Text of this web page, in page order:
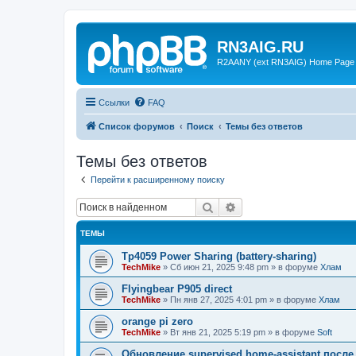
RN3AIG.RU
R2AANY (ext RN3AIG) Home Page
Ссылки FAQ
Список форумов Поиск Темы без ответов
Темы без ответов
Перейти к расширенному поиску
Поиск
ТЕМЫ
Tp4059 Power Sharing (battery-sharing)
TechMike » Сб июн 21, 2025 9:48 pm » в форуме Хлам
Flyingbear P905 direct
TechMike » Пн янв 27, 2025 4:01 pm » в форуме Хлам
orange pi zero
TechMike » Вт янв 21, 2025 5:19 pm » в форуме Soft